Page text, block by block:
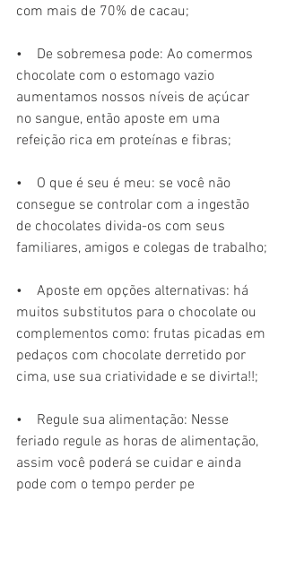
com mais de 70% de cacau;
•    De sobremesa pode: Ao comermos
chocolate com o estomago vazio
aumentamos nossos níveis de açúcar
no sangue, então aposte em uma
refeição rica em proteínas e fibras;
•    O que é seu é meu: se você não
consegue se controlar com a ingestão
de chocolates divida-os com seus
familiares, amigos e colegas de trabalho;
•    Aposte em opções alternativas: há
muitos substitutos para o chocolate ou
complementos como: frutas picadas em
pedaços com chocolate derretido por
cima, use sua criatividade e se divirta!!;
•    Regule sua alimentação: Nesse
feriado regule as horas de alimentação,
assim você poderá se cuidar e ainda
pode com o tempo perder pe